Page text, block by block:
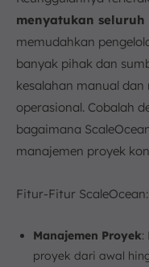
menyatukan
memudahkan
banyak pihak dan
kesalahan manual
operasional. Cobalah
bagaimana
manajemen proyek
Fitur-Fitur ScaleOcean:
Manajemen Proyek:
proyek dari awal